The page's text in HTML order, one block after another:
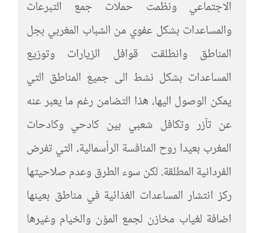
الاجتماعي ونظمت حملات جمع التبرعات
والمساعدات بشكل عفوي من الشباب المغربي بجل
المناطق وانطلقت قوافل الزيارات وتوزيع
المساعدات بشكل نشط الى جميع المناطق التي
يمكن الوصول اليها، هذا التضامن رغم ما يعبر عنه
عن تآزر وتكافل شعبي بين كادحي وكادحات
المغرب بعيدا روح المنافسة الرأسمالية، التي تفرض
الفردانية المطلقة. لكن سوء الطرق وعدم صلاحيتها
ركز انتشار المساعدات الغذائية في مناطق بعينها
اضافة لغياب مخازن لجمع المؤن والخيام وغيرها